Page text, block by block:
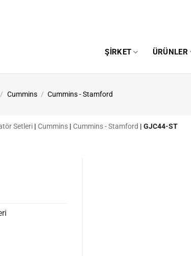
ŞIRKET ÜRÜNLER
/ Cummins / Cummins - Stamford
Setleri | Cummins | Cummins - Stamford | GJC44-ST